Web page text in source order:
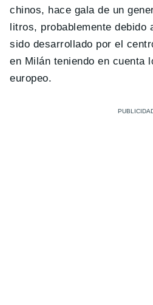
chinos, hace gala de un
litros, probablemente debido
sido desarrollado por el
en Milán teniendo en cuenta
europeo.